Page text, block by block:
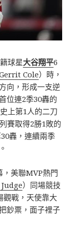
球星大谷翔平6
Cole）時，
向，形成一支逆
位連2季30轟的
上第1人的二刀
賽取得2勝1敗的
轟，連續兩季
，美聯MVP熱門
）同場競技
觀戰，天使靠大
鈔票，面子裡子